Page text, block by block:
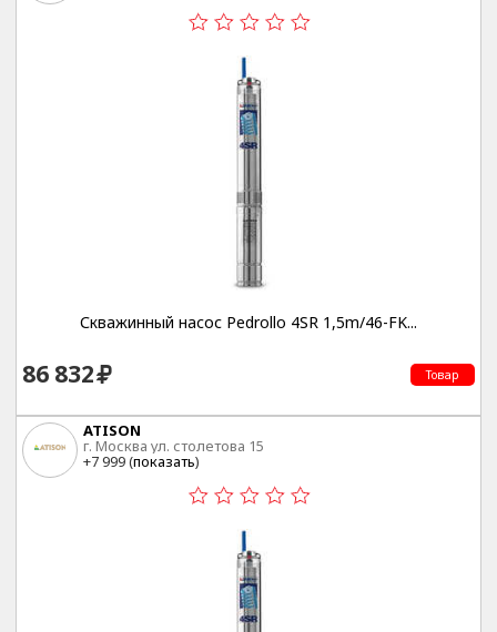
Скважинный насос Pedrollo 4SR 1,5m/46-FK...
86 832 Товар
ATISON
г. Москва ул. столетова 15
+7 999 (показать)